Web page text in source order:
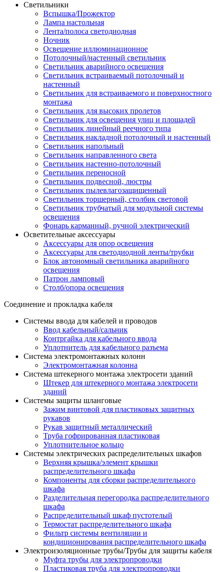
Светильники
Вспышка/Прожектор
Лампа настольная
Лента/полоса светодиодная
Ночник
Освещение иллюминационное
Потолочный/настенный светильник
Светильник аварийного освещения
Светильник встраиваемый потолочный и
настенный
Светильник для встраиваемого и поверхностного
монтажа
Светильник для высоких пролетов
Светильник для освещения улиц и площадей
Светильник линейный реечного типа
Светильник накладной потолочный и настенный
Светильник напольный
Светильник направленного света
Светильник настенно-потолочный
Светильник переносной
Светильник подвесной, люстры
Светильник пылевлагозащищенный
Светильник торшерный, столбик световой
Светильник трубчатый для модульной системы
освещения
Фонарь карманный, ручной электрический
Осветительные аксессуары
Аксессуары для опор освещения
Аксессуары для светодиодной ленты/трубки
Блок автономный светильника аварийного
освещения
Патрон ламповый
Столб/опора освещения
Соединение и прокладка кабеля
Системы ввода для кабелей и проводов
Ввод кабельный/сальник
Контргайка для кабельного ввода
Уплотнитель для кабельного разъема
Система электромонтажных колонн
Электромонтажная колонна
Система штекерного монтажа электросети зданий
Штекер для штекерного монтажа электросети
зданий
Системы защиты шланговые
Зажим винтовой для пластиковых защитных
рукавов
Рукав защитный металлический
Труба гофрированная пластиковая
Уплотнительное кольцо
Системы электрических распределительных шкафов
Верхняя крышка/элемент крышки
распределительного шкафа
Компоненты для сборки распределительного
шкафа
Разделительная перегородка распределительного
шкафа
Распределительный шкаф пустотелый
Термостат распределительного шкафа
Фильтр системы вентиляции и
кондиционирования распределительного шкафа
Электроизоляционные трубы/Трубы для защиты кабеля
Муфта трубы для электропроводки
Пластиковая труба для электропроводки